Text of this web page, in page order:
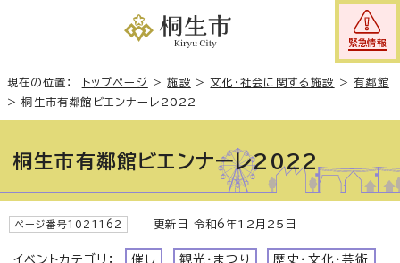
緊急情報
現在の位置： トップページ >施設 >文化・社会に関する施設 >有鄰館
>桐生市有鄰館ビエンナーレ2022
桐生市有鄰館ビエンナーレ2022
ページ番号1021162 更新日 令和6年12月25日
イベントカテゴリ： 催し 観光・まつり 歴史・文化・芸術